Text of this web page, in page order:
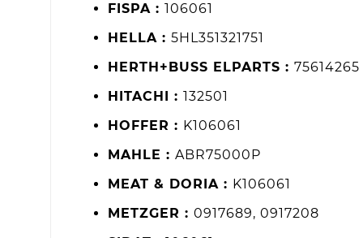
FISPA : 106061
HELLA : 5HL351321751
HERTH+BUSS ELPARTS : 75614265
HITACHI : 132501
HOFFER : K106061
MAHLE : ABR75000P
MEAT & DORIA : K106061
METZGER : 0917689, 0917208